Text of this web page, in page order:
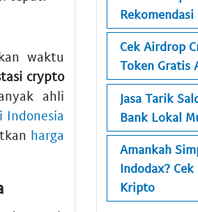
waktu
crypto
ahli
Indonesia
harga
Cek Airdrop
Token Gratis
Jasa Tarik
Bank Lokal
Amankah
Indodax?
Kripto